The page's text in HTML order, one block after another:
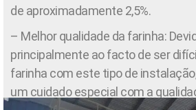
de aproximadamente 2,5%.
– Melhor qualidade da farinha:
principalmente ao facto de ser
farinha com este tipo de
um cuidado especial com a